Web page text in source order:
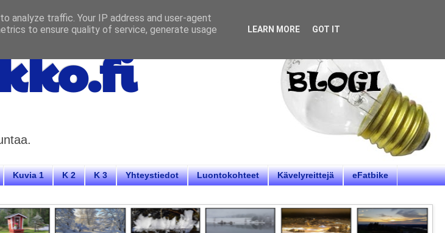
Kuvia 1 K 2 K 3 Yhteystiedot Luontokohteet Kävelyreittejä eFatbike
analyze traffic. Your IP address and user-agent
to ensure quality of service, generate usage
LEARN MORE GOT IT